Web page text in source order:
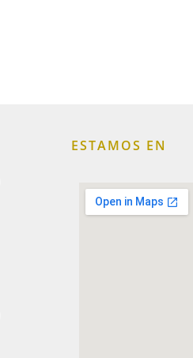
ESTAMOS EN